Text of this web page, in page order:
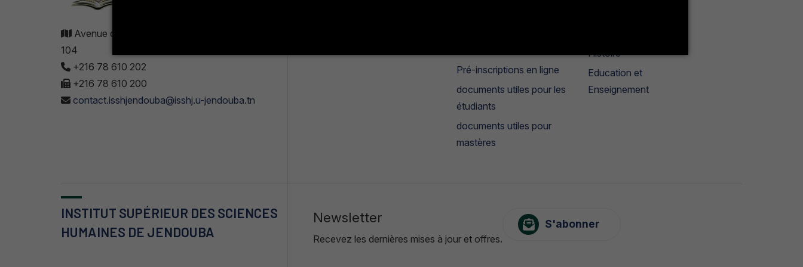
Avenue de UMA 8189 Jendouba Nord BP. N°
104
+216 78 610 202
+216 78 610 200
contact.isshjendouba@isshj.u-jendouba.tn
Pré-inscriptions en ligne
documents utiles pour les
étudiants
documents utiles pour
mastères
Histoire
Education et
Enseignement
INSTITUT SUPÉRIEUR DES SCIENCES
HUMAINES DE JENDOUBA
Newsletter
Recevez les dernières mises à jour et offres.
S'abonner